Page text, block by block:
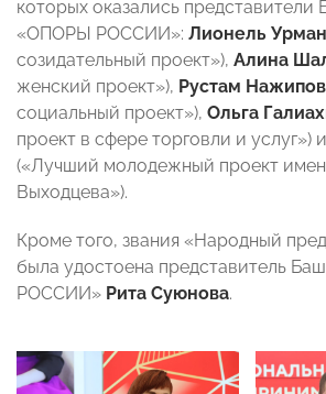
которых оказались представители
«ОПОРЫ РОССИИ»: Лионель
созидательный проект»), Алина
женский проект»), Рустам Нажипов
социальный проект»), Ольга
проект в сфере торговли и услуг») и
(«Лучший молодежный проект
Выходцева»).
Кроме того, звания «Народный
была удостоена представитель
РОССИИ» Рита Суюнова.